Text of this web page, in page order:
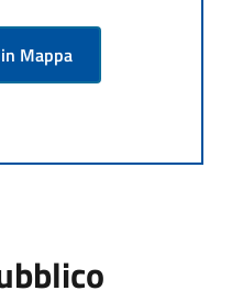
Mappa